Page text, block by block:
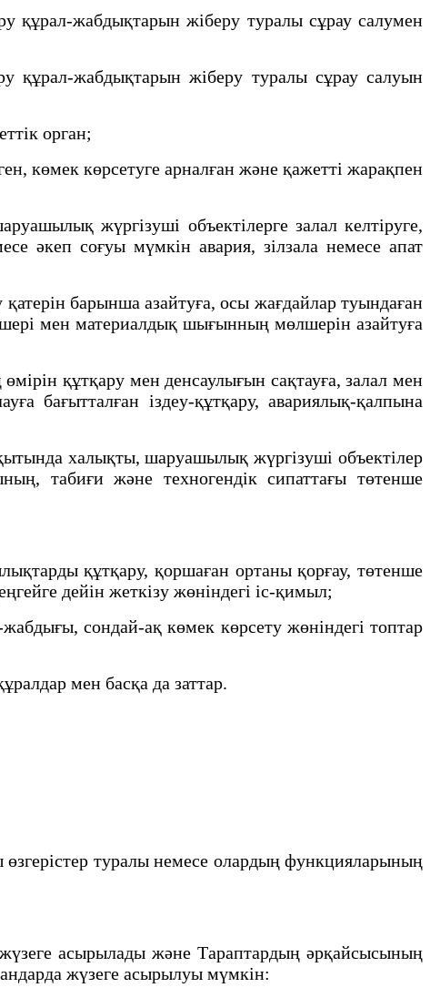
құрал-жабдықтарын жіберу туралы сұрау салумен
құрал-жабдықтарын жіберу туралы сұрау салуын
орган;
көмек көрсетуге арналған және қажетті жарақпен
жүргізуші объектілерге залал келтіруге,
әкеп соғуы мүмкін авария, зілзала немесе апат
барынша азайтуға, осы жағдайлар туындаған
мен материалдық шығынның мөлшерін азайтуға
құтқару мен денсаулығын сақтауға, залал мен
бағытталған іздеу-құтқару, авариялық-қалпына
халықты, шаруашылық жүргізуші объектілер
табиғи және техногендік сипаттағы төтенше
құтқару, қоршаған ортаны қорғау, төтенше
дейін жеткізу жөніндегі іс-қимыл;
сондай-ақ көмек көрсету жөніндегі топтар
мен басқа да заттар.
туралы немесе олардың функцияларының
асырылады және Тараптардың әрқайсысының
жүзеге асырылуы мүмкін: